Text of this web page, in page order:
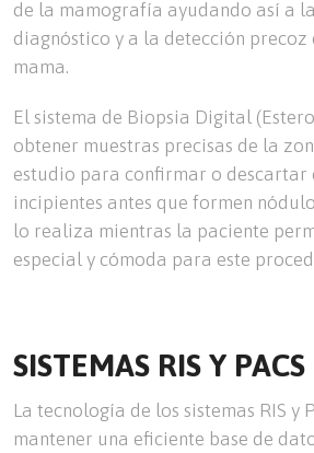
de la mamografía ayudando así a
diagnóstico y a la detección precoz
mama.
El sistema de Biopsia Digital
obtener muestras precisas de la
estudio para confirmar o descartar
incipientes antes que formen
lo realiza mientras la paciente
especial y cómoda para este
SISTEMAS RIS Y PACS
La tecnología de los sistemas RIS y
mantener una eficiente base de